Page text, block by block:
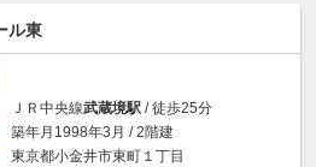
ル東
ＪＲ中央線武蔵境駅 / 徒歩25分
築年月1998年3月 / 2階建
東京都小金井市東町１丁目